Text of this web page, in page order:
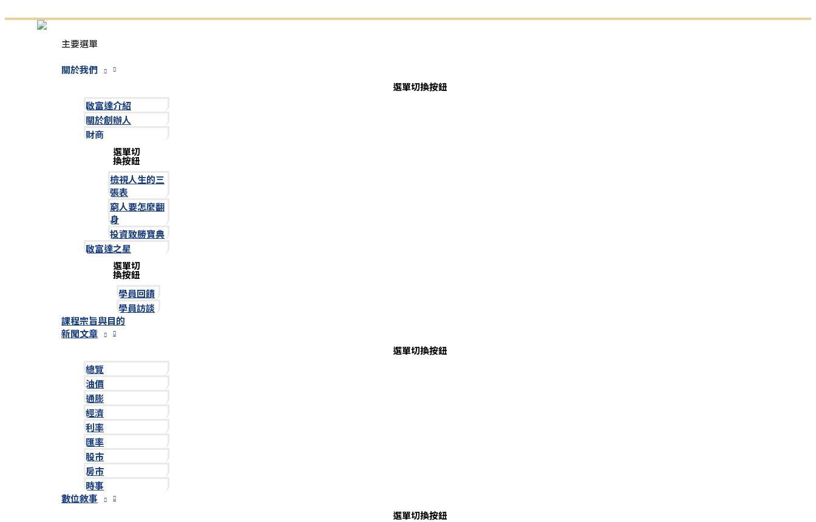
主要選單
關於我們
選單切換按鈕
啟富達介紹
關於創辦人
財商
選單切
換按鈕
檢視人生的三
張表
窮人要怎麼翻
身
投資致勝寶典
啟富達之星
選單切
換按鈕
學員回饋
學員訪談
課程宗旨與目的
新聞文章
選單切換按鈕
總覽
油價
通膨
經濟
利率
匯率
股市
房市
時事
數位敘事
選單切換按鈕